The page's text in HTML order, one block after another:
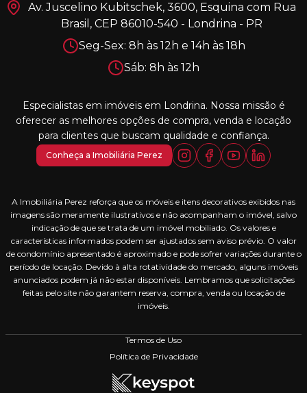
Av. Juscelino Kubitschek, 3600, Esquina com Rua
Brasil, CEP 86010-540 - Londrina - PR
Seg-Sex: 8h às 12h e 14h às 18h
Sáb: 8h às 12h
Especialistas em imóveis em Londrina. Nossa missão é
oferecer as melhores opções de compra, venda e locação
para clientes que buscam qualidade e confiança.
Conheça a Imobiliária Perez
A Imobiliária Perez reforça que os móveis e itens decorativos exibidos nas
imagens são meramente ilustrativos e não acompanham o imóvel, salvo
indicação de que se trata de um imóvel mobiliado. Os valores e
características informados podem ser ajustados sem aviso prévio. O valor
de condomínio apresentado é aproximado e pode sofrer variações durante o
período de locação. Devido à alta rotatividade do mercado, alguns imóveis
anunciados podem já não estar disponíveis. Lembramos que solicitações
feitas pelo site não garantem reserva, compra, venda ou locação de
imóveis.
Termos de Uso
Política de Privacidade